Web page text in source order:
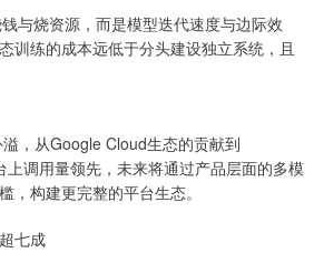
与烧资源，而是模型迭代速度与边际效
训练的成本远低于分头建设独立系统，且
，从Google Cloud生态的贡献到
调用量领先，未来将通过产品层面的多模
，构建更完整的平台生态。
七成